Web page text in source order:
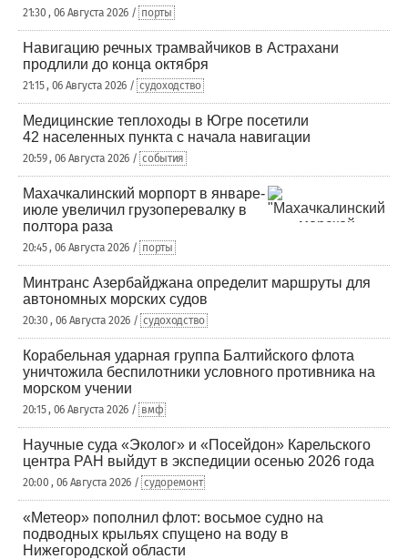
21:30 , 06 Августа 2026 / порты
Навигацию речных трамвайчиков в Астрахани
продлили до конца октября
21:15 , 06 Августа 2026 / судоходство
Медицинские теплоходы в Югре посетили
42 населенных пункта с начала навигации
20:59 , 06 Августа 2026 / события
Махачкалинский морпорт в январе-
июле увеличил грузоперевалку в
полтора раза
20:45 , 06 Августа 2026 / порты
Минтранс Азербайджана определит маршруты для
автономных морских судов
20:30 , 06 Августа 2026 / судоходство
Корабельная ударная группа Балтийского флота
уничтожила беспилотники условного противника на
морском учении
20:15 , 06 Августа 2026 / вмф
Научные суда «Эколог» и «Посейдон» Карельского
центра РАН выйдут в экспедиции осенью 2026 года
20:00 , 06 Августа 2026 / судоремонт
«Метеор» пополнил флот: восьмое судно на
подводных крыльях спущено на воду в
Нижегородской области